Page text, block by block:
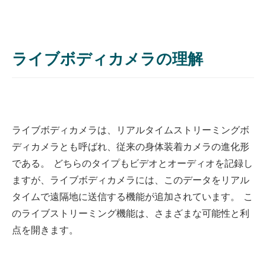
ライブボディカメラの理解
ライブボディカメラは、リアルタイムストリーミングボ
ディカメラとも呼ばれ、従来の身体装着カメラの進化形
である。 どちらのタイプもビデオとオーディオを記録し
ますが、ライブボディカメラには、このデータをリアル
タイムで遠隔地に送信する機能が追加されています。 こ
のライブストリーミング機能は、さまざまな可能性と利
点を開きます。